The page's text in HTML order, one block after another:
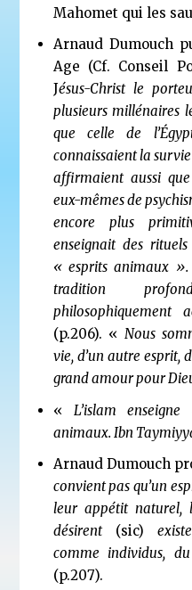
Mahomet qui les
Arnaud Dumouch
Age (Cf. Conseil
Jésus-Christ le
plusieurs millénaires
que celle de
connaissaient la
affirmaient aussi
eux-mêmes de
encore plus
enseignait des rituels
« esprits animaux
tradition
philosophiquement
(p.206). «Nous
vie, d’un autre esprit,
grand amour pour
« L’islam
animaux. Ibn
Arnaud Dumouch
convient pas qu’un
leur appétit naturel,
désirent (sic)
comme individus,
(p.207).